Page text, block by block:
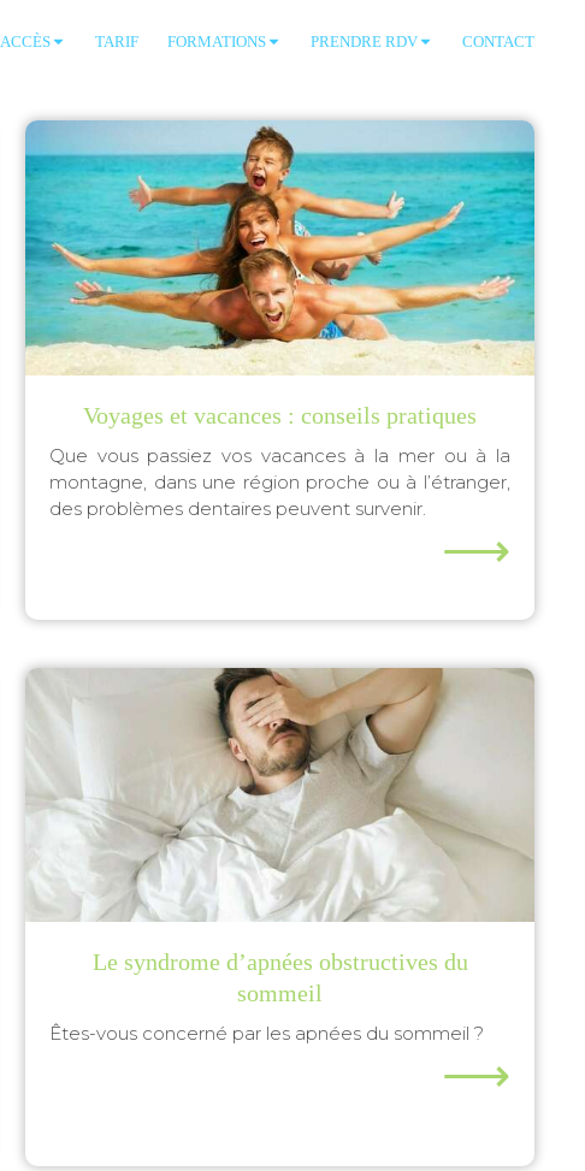
ACCÈS TARIF FORMATIONS PRENDRE RDV CONTACT
Voyages et vacances : conseils pratiques
Que vous passiez vos vacances à la mer ou à la
montagne, dans une région proche ou à l’étranger,
des problèmes dentaires peuvent survenir.
⟶
Le syndrome d’apnées obstructives du
sommeil
Êtes-vous concerné par les apnées du sommeil ?
⟶